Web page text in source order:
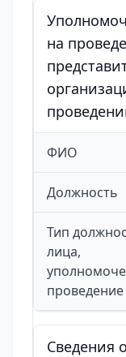
на
ФИО
Должность
Тип
лица,
Сведения